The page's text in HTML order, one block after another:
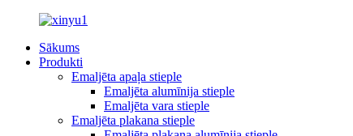
Sākums
Produkti
Emaljēta apaļa stieple
Emaljēta alumīnija stieple
Emaljēta vara stieple
Emaljēta plakana stieple